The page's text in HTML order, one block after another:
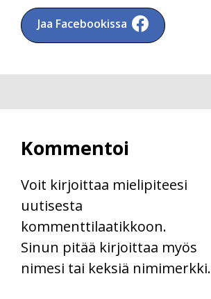
Jaa Facebookissa
Kommentoi
Voit kirjoittaa mielipiteesi
uutisesta
kommenttilaatikkoon.
Sinun pitää kirjoittaa myös
nimesi tai keksiä nimimerkki.